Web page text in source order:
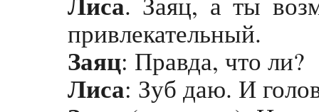
привлекательный.
Заяц: Правда, что ли?
Лиса: Зуб даю. И